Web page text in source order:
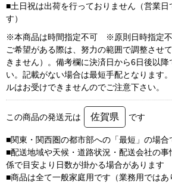
■土日祝は出荷を行っておりません（営業日
す）
※本商品は時間指定不可 ※原則日時指定不
ご希望がある際は、努力の範囲で調整させ
きません）。備考欄に決済日から6日後以降
い。記載がない場合は最短手配となります
ルはお受けできませんのでご注意下さい。
この商品の発送元は 佐賀県 です
■関東・関西圏の都市部への「最短」の場合
■配送地域や天候・道路状況・配送会社の
係で目安より日数が掛かる場合があります
■商品は全て一般家庭用です（業務用ではあ